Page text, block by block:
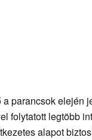
a parancsok elején
folytatott legtöbb
alapot